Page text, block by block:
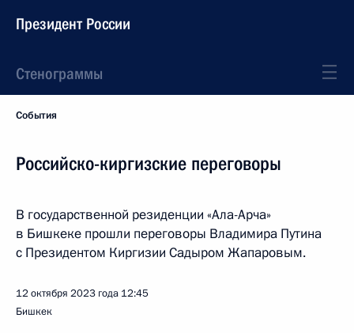
Президент России
Стенограммы
События
Российско-киргизские переговоры
В государственной резиденции «Ала-Арча»
в Бишкеке прошли переговоры Владимира Путина
с Президентом Киргизии Садыром Жапаровым.
12 октября 2023 года 12:45
Бишкек